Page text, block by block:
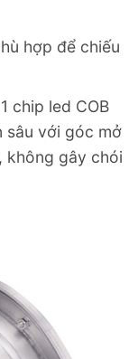
hợp để chiếu
chip led COB
sâu với góc mở
không gây chói